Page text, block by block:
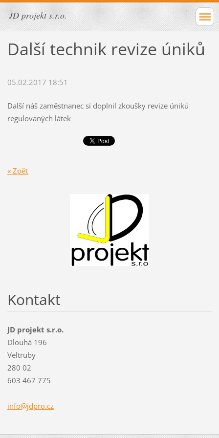
JD projekt s.r.o.
Další technik revize úniků
05.02.2017 18:51
Další náš zaměstnanec si doplnil zkoušky revize úniků
regulovaných látek
« Zpět
Kontakt
JD projekt s.r.o.
Dlouhá 196
Veltruby
280 02
603 467 775
info@jdpro.cz